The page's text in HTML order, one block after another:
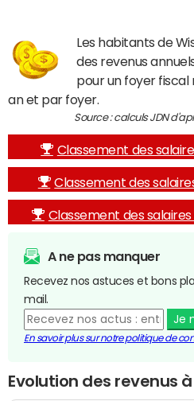
Les habitants de
des revenus
pour un foyer fiscal
an et par foyer.
Source : calculs JDN
Classement des
Classement des
Classement des
A ne pas manquer
Recevez nos astuces et bons
mail.
Je
En savoir plus sur notre politique de
Evolution des revenus